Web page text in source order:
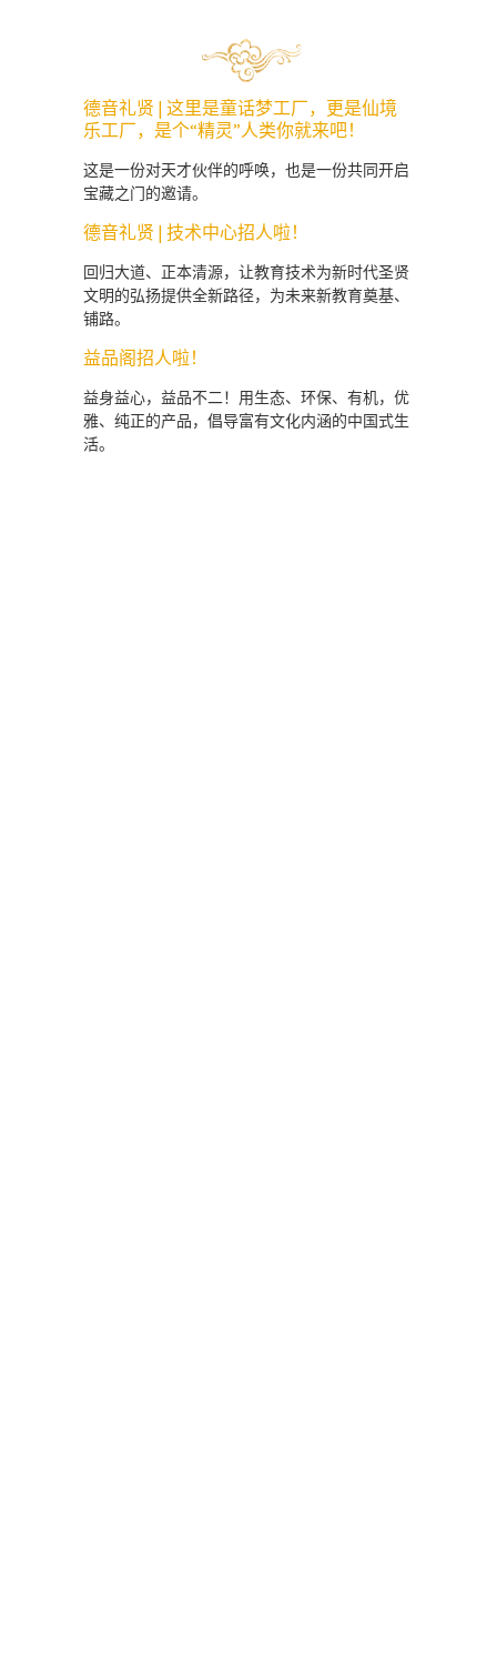
德音礼贤 | 这里是童话梦工厂，更是仙境
乐工厂，是个“精灵”人类你就来吧！
这是一份对天才伙伴的呼唤，也是一份共同开启
宝藏之门的邀请。
德音礼贤 | 技术中心招人啦！
回归大道、正本清源，让教育技术为新时代圣贤
文明的弘扬提供全新路径，为未来新教育奠基、
铺路。
益品阁招人啦！
益身益心，益品不二！用生态、环保、有机，优
雅、纯正的产品，倡导富有文化内涵的中国式生
活。